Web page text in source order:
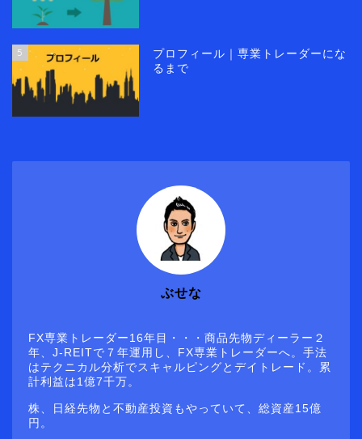
5
プロフィール｜専業トレーダーにな
るまで
ぶせな
FX専業トレーダー16年目・・・商品先物ディーラー２
年、J-REITで７年運用し、FX専業トレーダーへ。手法
はテクニカル分析でスキャルピングとデイトレード。累
計利益は1億7千万。
株、日経先物と不動産投資もやっていて、総資産15億
円。